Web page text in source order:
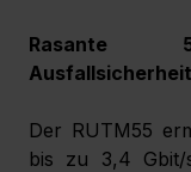
Rasante
Ausfallsicherheit
Der RUTM55
bis zu 3,4 Gbit/